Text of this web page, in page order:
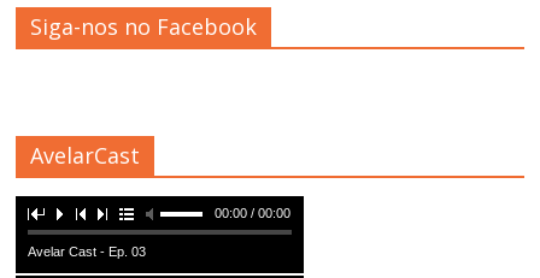
Siga-nos no Facebook
AvelarCast
00:00 / 00:00
Avelar Cast - Ep. 03